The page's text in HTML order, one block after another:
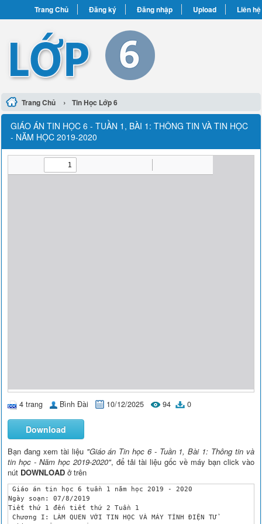
Trang Chủ Đăng ký Đăng nhập Upload Liên hệ
Trang Chủ › Tin Học Lớp 6
GIÁO ÁN TIN HỌC 6 - TUẦN 1, BÀI 1: THÔNG TIN VÀ TIN HỌC
- NĂM HỌC 2019-2020
4 trang Bình Đài 10/12/2025 94 0
Download
Bạn đang xem tài liệu "Giáo án Tin học 6 - Tuần 1, Bài 1: Thông tin và
tin học - Năm học 2019-2020", để tải tài liệu gốc về máy bạn click vào
nút DOWNLOAD ở trên
Giáo án tin học 6 tuần 1 năm học 2019 - 2020
Ngày soạn: 07/8/2019
Tiết thứ 1 đến tiết thứ 2 Tuần 1
Chương I: LÀM QUEN VỚI TIN HỌC VÀ MÁY TÍNH ĐIỆN TỬ